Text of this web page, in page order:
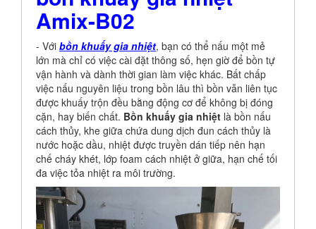
Amix-B02
- Với bồn khuấy gia nhiệt, bạn có thể nấu một mẻ
lớn mà chỉ có việc cài đặt thông số, hẹn giờ để bồn tự
vận hành và dành thời gian làm việc khác. Bất chấp
việc nấu nguyên liệu trong bồn lâu thì bồn vẫn liên tục
được khuấy trộn đều bằng động cơ để không bị đóng
cặn, hay biến chất. Bồn khuấy gia nhiệt là bồn nấu
cách thủy, khe giữa chứa dung dịch đun cách thủy là
nước hoặc dầu, nhiệt được truyền dán tiếp nên hạn
chế cháy khét, lớp foam cách nhiệt ở giữa, hạn chế tối
đa việc tỏa nhiệt ra môi trường.